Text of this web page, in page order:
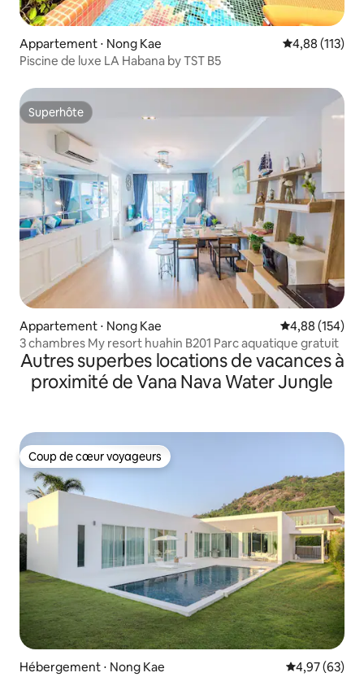
Appartement ⋅ Nong Kae Évaluation
4,88 (113)
Piscine de luxe LA Habana by TST B5
Superhôte
Superhôte
Appartement ⋅ Nong Kae Évaluation
4,88 (154)
3 chambres My resort huahin B201 Parc aquatique gratuit
Autres superbes locations de vacances à
proximité de Vana Nava Water Jungle
Coup de cœur voyageurs
Coup de cœur voyageurs
Hébergement ⋅ Nong Kae Évaluation
4,97 (63)